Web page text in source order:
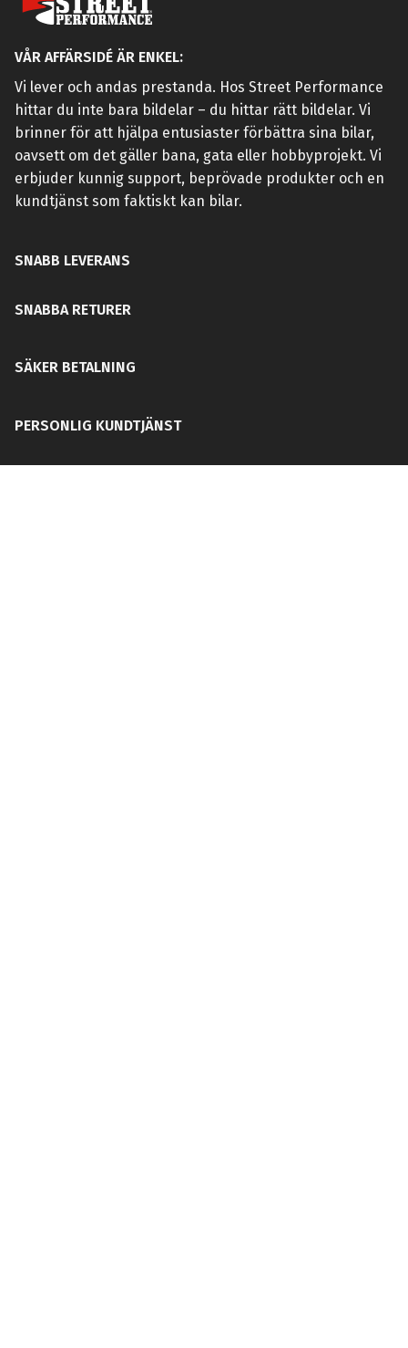
VÅR AFFÄRSIDÉ ÄR ENKEL:
Vi lever och andas prestanda. Hos Street Performance
hittar du inte bara bildelar – du hittar rätt bildelar. Vi
brinner för att hjälpa entusiaster förbättra sina bilar,
oavsett om det gäller bana, gata eller hobbyprojekt. Vi
erbjuder kunnig support, beprövade produkter och en
kundtjänst som faktiskt kan bilar.
SNABB LEVERANS
SNABBA RETURER
SÄKER BETALNING
PERSONLIG KUNDTJÄNST